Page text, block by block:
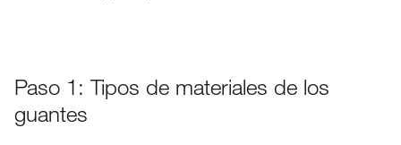
Paso 1: Tipos de materiales de los
guantes